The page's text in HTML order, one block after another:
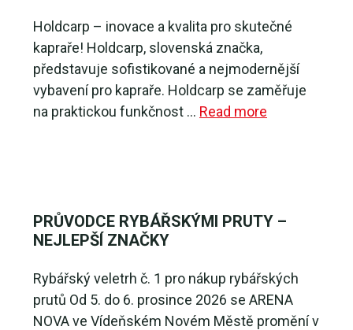
Holdcarp – inovace a kvalita pro skutečné
kapraře! Holdcarp, slovenská značka,
představuje sofistikované a nejmodernější
vybavení pro kapraře. Holdcarp se zaměřuje
na praktickou funkčnost … Read more
PRŮVODCE RYBÁŘSKÝMI PRUTY –
NEJLEPŠÍ ZNAČKY
Rybářský veletrh č. 1 pro nákup rybářských
prutů Od 5. do 6. prosince 2026 se ARENA
NOVA ve Vídeňském Novém Městě promění v